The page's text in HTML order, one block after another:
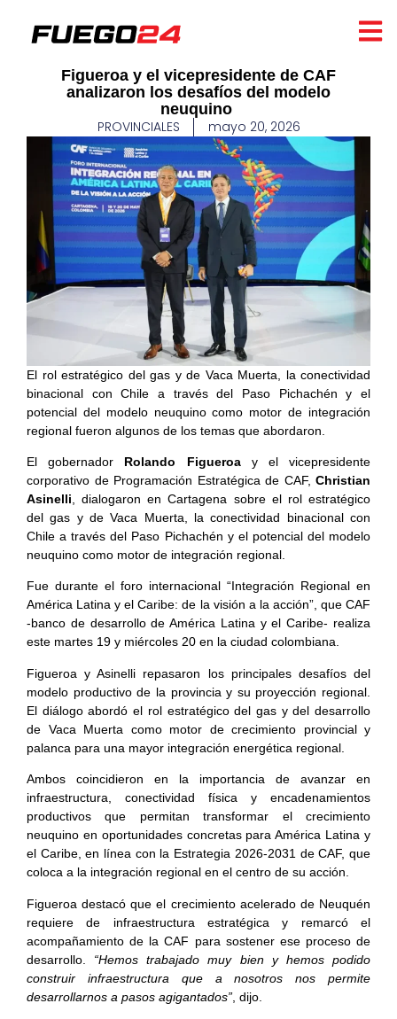
​Figueroa y el vicepresidente de CAF
analizaron los desafíos del modelo
neuquino ​
PROVINCIALES
mayo 20, 2026
El rol estratégico del gas y de Vaca Muerta, la conectividad
binacional con Chile a través del Paso Pichachén y el
potencial del modelo neuquino como motor de integración
regional fueron algunos de los temas que abordaron.
El gobernador Rolando Figueroay el vicepresidente
corporativo de Programación Estratégica de CAF, Christian
Asinelli , dialogaron en Cartagena sobre el rol estratégico
del gas y de Vaca Muerta, la conectividad binacional con
Chile a través del Paso Pichachén y el potencial del modelo
neuquino como motor de integración regional.
Fue durante el foro internacional “Integración Regional en
América Latina y el Caribe: de la visión a la acción”, que CAF
-banco de desarrollo de América Latina y el Caribe- realiza
este martes 19 y miércoles 20 en la ciudad colombiana.
Figueroa y Asinelli repasaron los principales desafíos del
modelo productivo de la provincia y su proyección regional.
El diálogo abordó el rol estratégico del gas y del desarrollo
de Vaca Muerta como motor de crecimiento provincial y
palanca para una mayor integración energética regional.
Ambos coincidieron en la importancia de avanzar en
infraestructura, conectividad física y encadenamientos
productivos que permitan transformar el crecimiento
neuquino en oportunidades concretas para América Latina y
el Caribe, en línea con la Estrategia 2026-2031 de CAF, que
coloca a la integración regional en el centro de su acción.
Figueroa destacó que el crecimiento acelerado de Neuquén
requiere de infraestructura estratégica y remarcó el
acompañamiento de la CAF para sostener ese proceso de
desarrollo. “Hemos trabajado muy bien y hemos podido
construir infraestructura que a nosotros nos permite
desarrollarnos a pasos agigantados” , dijo.